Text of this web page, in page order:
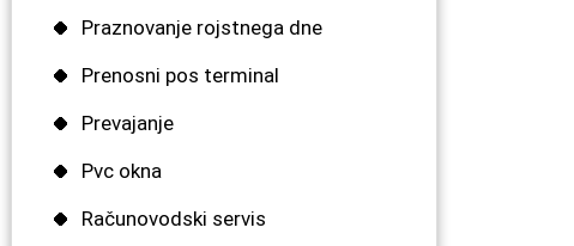
Praznovanje rojstnega dne
Prenosni pos terminal
Prevajanje
Pvc okna
Računovodski servis